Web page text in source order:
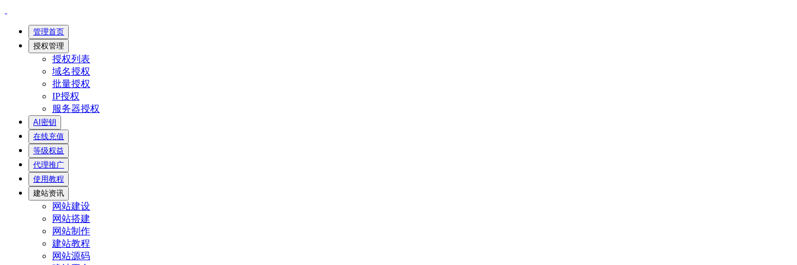
管理首页
授权管理
授权列表
域名授权
批量授权
IP授权
服务器授权
AI密钥
在线充值
等级权益
代理推广
使用教程
建站资讯
网站建设
网站搭建
网站制作
建站教程
网站源码